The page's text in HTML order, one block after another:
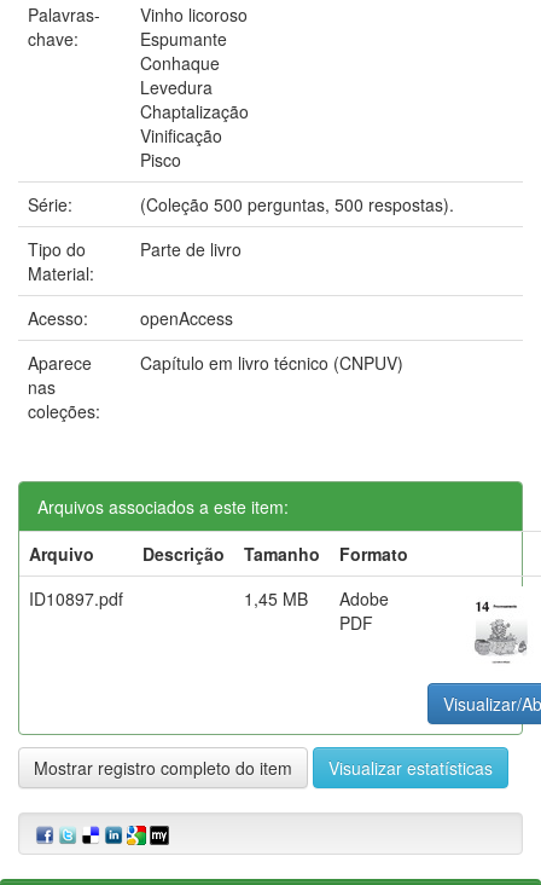
Palavras-
chave:
Vinho licoroso
Espumante
Conhaque
Levedura
Chaptalização
Vinificação
Pisco
Série:
(Coleção 500 perguntas, 500 respostas).
Tipo do
Material:
Parte de livro
Acesso:
openAccess
Aparece
nas
coleções:
Capítulo em livro técnico (CNPUV)
Arquivos associados a este item:
Arquivo
Descrição Tamanho
Formato
ID10897.pdf
1,45 MB
Adobe
PDF
Visualizar/
Mostrar registro completo do item Visualizar estatísticas